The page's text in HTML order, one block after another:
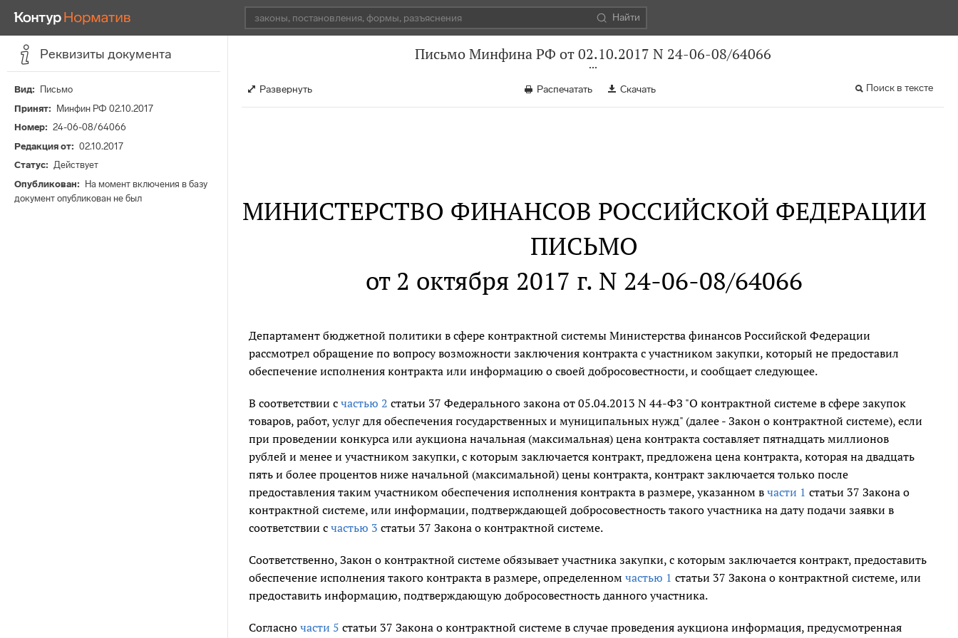
Найти
Реквизиты документа
Вид
Письмо
Принят
Минфин РФ 02.10.2017
Номер
24-06-08/64066
Редакция от
02.10.2017
Статус
Действует
Опубликован
На момент включения в базу
документ опубликован не был
Письмо Минфина РФ от 02.10.2017 N 24-06-08/64066
Развернуть Распечатать Скачать Поиск в тексте
МИНИСТЕРСТВО ФИНАНСОВ РОССИЙСКОЙ ФЕДЕРАЦИИ
ПИСЬМО
от 2 октября 2017 г. N 24-06-08/64066
Департамент бюджетной политики в сфере контрактной системы Министерства финансов Российской Федерации
рассмотрел обращение по вопросу возможности заключения контракта с участником закупки, который не предоставил
обеспечение исполнения контракта или информацию о своей добросовестности, и сообщает следующее.
В соответствии с частью 2 статьи 37 Федерального закона от 05.04.2013 N 44-ФЗ "О контрактной системе в сфере закупок
товаров, работ, услуг для обеспечения государственных и муниципальных нужд" (далее - Закон о контрактной системе), если
при проведении конкурса или аукциона начальная (максимальная) цена контракта составляет пятнадцать миллионов
рублей и менее и участником закупки, с которым заключается контракт, предложена цена контракта, которая на двадцать
пять и более процентов ниже начальной (максимальной) цены контракта, контракт заключается только после
предоставления таким участником обеспечения исполнения контракта в размере, указанном в части 1 статьи 37 Закона о
контрактной системе, или информации, подтверждающей добросовестность такого участника на дату подачи заявки в
соответствии с частью 3 статьи 37 Закона о контрактной системе.
Соответственно, Закон о контрактной системе обязывает участника закупки, с которым заключается контракт, предоставить
обеспечение исполнения такого контракта в размере, определенном частью 1 статьи 37 Закона о контрактной системе, или
предоставить информацию, подтверждающую добросовестность данного участника.
Согласно части 5 статьи 37 Закона о контрактной системе в случае проведения аукциона информация, предусмотренная